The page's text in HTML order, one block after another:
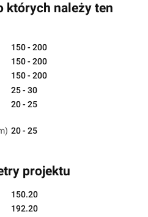
których należy ten
150 - 200
150 - 200
150 - 200
25 - 30
20 - 25
20 - 25
projektu
150.20
192.20